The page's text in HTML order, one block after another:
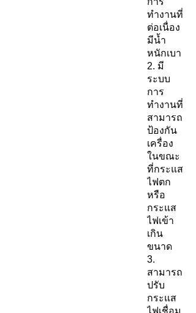
ทำงานที่
ต่อเนื่อง
มีน้ำ
หนักเบา
2. มี
ระบบ
การ
ทำงานที่
สามารถ
ป้องกัน
เครื่อง
ในขณะ
ที่กระแส
ไฟตก
หรือ
กระแส
ไฟเข้า
เกิน
ขนาด
3.
สามารถ
ปรับ
กระแส
ไฟเชื่อม